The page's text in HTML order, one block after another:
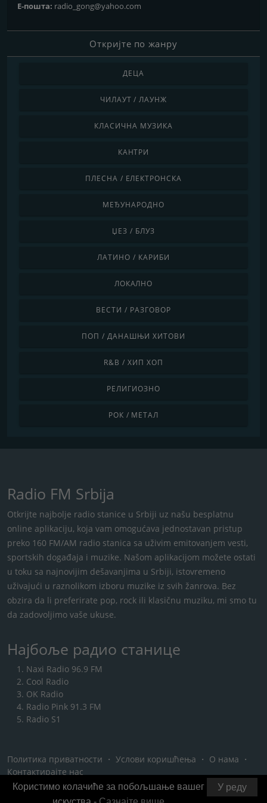
Е-пошта: radio_gong@yahoo.com
Откријте по жанру
ДЕЦА
ЧИЛАУТ / ЛАУНЖ
КЛАСИЧНА МУЗИКА
КАНТРИ
ПЛЕСНА / ЕЛЕКТРОНСКА
МЕЂУНАРОДНО
ЏЕЗ / БЛУЗ
ЛАТИНО / КАРИБИ
ЛОКАЛНО
ВЕСТИ / РАЗГОВОР
ПОП / ДАНАШЊИ ХИТОВИ
R&B / ХИП ХОП
РЕЛИГИОЗНО
РОК / МЕТАЛ
Radio FM Srbija
Otkrijte najbolje radio stanice u Srbiji uz našu besplatnu
online aplikaciju, koja vam omogućava jednostavan pristup
preko 160 FM/AM radio stanica sa uživim emitovanjem vesti,
sportskih događaja i muzike. Našom aplikacijom možete ostati
u toku sa najnovijim dešavanjima u Srbiji, istovremeno
uživajući u raznolikom izboru muzike iz svih žanrova. Bez
obzira da li preferirate pop, rock ili klasičnu muziku, mi smo tu
da zadovoljimo vaše ukuse.
Најбоље радио станице
Naxi Radio 96.9 FM
Cool Radio
OK Radio
Radio Pink 91.3 FM
Radio S1
Политика приватности ・ Услови коришћења ・ О нама ・
Контактирајте нас
У реду
Користимо колачиће за побољшање вашег